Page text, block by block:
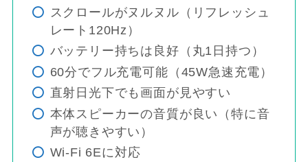
スクロールがヌルヌル（リフレッシュ
レート120Hz）
バッテリー持ちは良好（丸1日持つ）
60分でフル充電可能（45W急速充電）
直射日光下でも画面が見やすい
本体スピーカーの音質が良い（特に音
声が聴きやすい）
Wi-Fi 6Eに対応